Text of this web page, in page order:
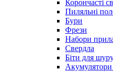
Корончасті
Пиляльні
Бури
Фрези
Набори
Свердла
Біти для
Акумулятори